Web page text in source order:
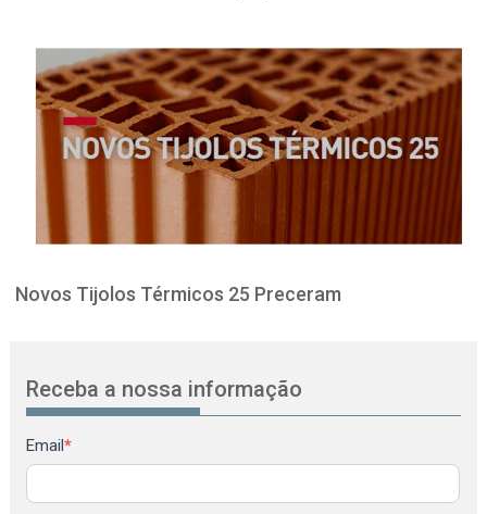
Novos Tijolos Térmicos 25 Preceram
Receba a nossa informação
Newsletter
Email*